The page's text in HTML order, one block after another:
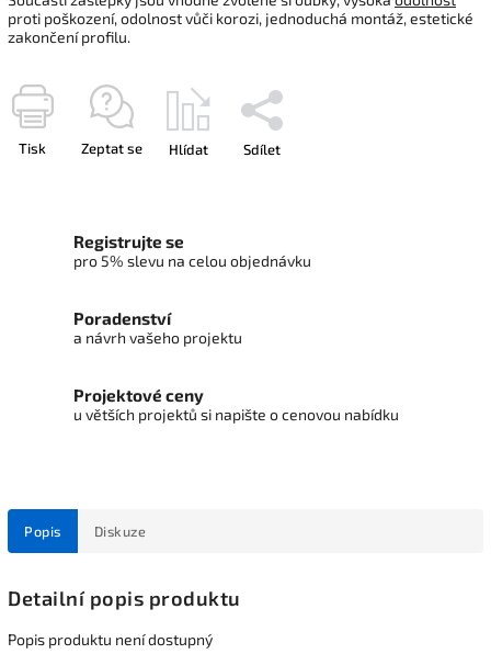
proti poškození, odolnost vůči korozi, jednoduchá montáž, estetické
zakončení profilu.
Tisk Zeptat se Hlídat Sdílet
Registrujte se
pro 5% slevu na celou objednávku
Poradenství
a návrh vašeho projektu
Projektové ceny
u větších projektů si napište o cenovou nabídku
Popis Diskuze
Detailní popis produktu
Popis produktu není dostupný